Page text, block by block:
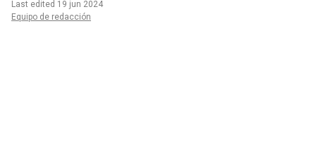
Last edited 19 jun 2024
Equipo de redacción